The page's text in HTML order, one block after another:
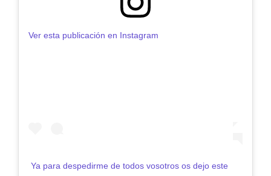
Ver esta publicación en Instagram
Ya para despedirme de todos vosotros os dejo este